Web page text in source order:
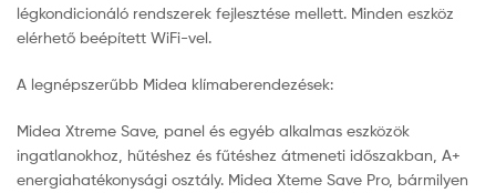
légkondicionáló rendszerek fejlesztése mellett. Minden eszköz
elérhető beépített WiFi-vel.
A legnépszerűbb Midea klímaberendezések:
Midea Xtreme Save, panel és egyéb alkalmas eszközök
ingatlanokhoz, hűtéshez és fűtéshez átmeneti időszakban, A+
energiahatékonysági osztály. Midea Xteme Save Pro, bármilyen